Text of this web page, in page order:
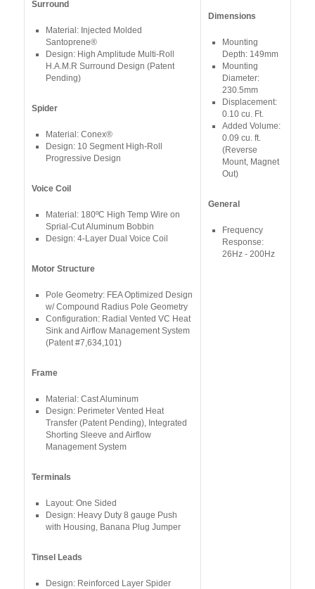
Surround
Material: Injected Molded
Santoprene®
Design: High Amplitude Multi-Roll
H.A.M.R Surround Design (Patent
Pending)
Spider
Material: Conex®
Design: 10 Segment High-Roll
Progressive Design
Voice Coil
Material: 180ºC High Temp Wire on
Sprial-Cut Aluminum Bobbin
Design: 4-Layer Dual Voice Coil
Motor Structure
Pole Geometry: FEA Optimized Design
w/ Compound Radius Pole Geometry
Configuration: Radial Vented VC Heat
Sink and Airflow Management System
(Patent #7,634,101)
Frame
Material: Cast Aluminum
Design: Perimeter Vented Heat
Transfer (Patent Pending), Integrated
Shorting Sleeve and Airflow
Management System
Terminals
Layout: One Sided
Design: Heavy Duty 8 gauge Push
with Housing, Banana Plug Jumper
Tinsel Leads
Design: Reinforced Layer Spider
Dimensions
Mounting
Depth: 149mm
Mounting
Diameter:
230.5mm
Displacement:
0.10 cu. Ft.
Added Volume:
0.09 cu. ft.
(Reverse
Mount, Magnet
Out)
General
Frequency
Response:
26Hz - 200Hz